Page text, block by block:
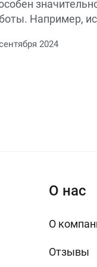
Например,
задач
2024
О нас
О
Отзывы